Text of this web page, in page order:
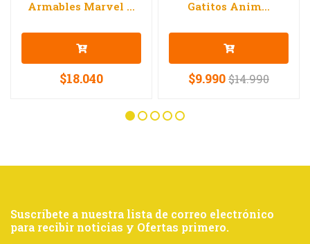
Armables Marvel ...
$18.040
Gatitos Anim...
$9.990$14.990
Suscríbete a nuestra lista de correo electrónico
para recibir noticias y Ofertas primero.